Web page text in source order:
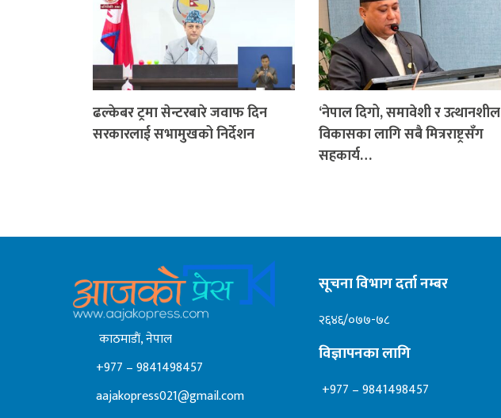
ढल्केबर ट्रमा सेन्टरबारे जवाफ दिन
सरकारलाई सभामुखको निर्देशन
‘नेपाल दिगो, समावेशी र उत्थानशील
विकासका लागि सबै मित्रराष्ट्रसँग
सहकार्य…
काठमाडाैं, नेपाल
+977 – 9841498457
aajakopress021@gmail.com
सूचना विभाग दर्ता नम्बर
२६४६/०७७-७८
विज्ञापनका लागि
+977 – 9841498457